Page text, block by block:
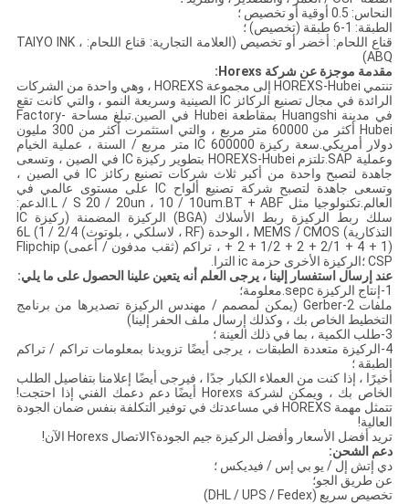
النحاس: 0.5 أوقية أو تخصيص ؛
الطبقة: 1-6 طبقة (تخصيص) ؛
قناع اللحام: أخضر أو ​​تخصيص (العلامة التجارية: قناع اللحام: TAIYO INK ،
ABQ)
مقدمة موجزة عن شركة Horexs:
تنتمي HOREXS-Hubei إلى مجموعة HOREXS ، وهي واحدة من الشركات
الرائدة في مجال تصنيع الركائز IC الصينية وسريعة النمو ، والتي كانت تقع
في مدينة Huangshi بمقاطعة Hubei في الصين.تبلغ مساحة Factory-
Hubei أكثر من 60000 متر مربع ، والتي استثمرت أكثر من 300 مليون
دولار أمريكي.سعة ركيزة IC 600000 متر مربع / السنة ، عملية الخيام
وعملية SAP.تلتزم HOREXS-Hubei بتطوير ركيزة IC في الصين ، وتسعى
جاهدة لتصبح واحدة من أكبر ثلاث شركات تصنيع ركائز IC في الصين ،
وتسعى جاهدة لتصبح شركة تصنيع ألواح IC على مستوى عالمي في
العالم.تكنولوجيا مثل L / S 20 / 20un ، 10 / 10um.BT + ABF.الدعم:
سلك ربط الركيزة ربط الأسلاك (BGA) الركيزة المضمنة (ركيزة IC
التذكارية) MEMS / CMOS ، الوحدة (RF ، لاسلكي ، بلوتوث) 2/4 / 6L (1
+ 2 + 1/2 + 2 + 2/1 + 4 + 1) ، تراكم (ثقب مدفون / أعمى) Flipchip
CSP ؛الركيزة الأخرى حزمة ic الترا.
عند إرسال استفسار إلينا ، يرجى العلم أنه يتعين علينا الحصول على ما يلي:
1-إنتاج الركيزة sepc.معلومة؛
ملفات 2-Gerber (يمكن لمصمم / مهندس الركيزة تصديرها من برنامج
التخطيط الخاص بك ، وكذلك إرسال ملف الحفر إلينا)
3-طلب الكمية ، بما في ذلك العينة ؛
4-الركيزة متعددة الطبقات ، يرجى أيضًا تزويدنا بمعلومات تراكم / تراكم
الطبقة ؛
أخيرًا ، إذا كنت من العملاء الكبار جدًا ، فيرجى أيضًا إعلامنا بتفاصيل الطلب
الخاص بك ، ويمكن لشركة Horexs أيضًا دعم دعمك الفني إذا احتجت!
تتمثل مهمة HOREXS في مساعدتك في توفير التكلفة بنفس ضمان الجودة
العالية!
تريد أفضل الأسعار وأفضل الركيزة جيم الجودة؟الاتصال Horexs الآن!
دعم الشحن:
دي إتش إل / يو بي إس / فيديكس ؛
عن طريق الجو؛
تخصيص سريع (DHL / UPS / Fedex)